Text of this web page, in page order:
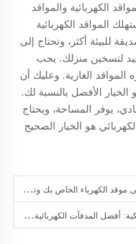
الكهربائية والمواقد
المواقد الكهربائية
للبيئة أكثر، وتحتاج إلى
جيد لتسخين منزلك. يحب
الغازية. وعليك أن
الخيار الأفضل بالنسبة لك.
يوفر المساحة، ويحتاج
هو الخيار الصحيح
الكهرباء الخاص بك وتنظيفه
المدفآت الكهربائية لكل أسلوب منزلي